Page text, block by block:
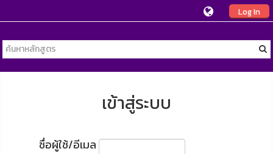
Log In
เข้าสู่ระบบ
ชื่อผู้ใช้/อีเมล